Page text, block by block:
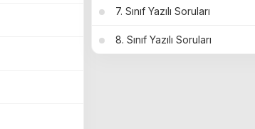
7. Sınıf Yazılı Soruları
8. Sınıf Yazılı Soruları